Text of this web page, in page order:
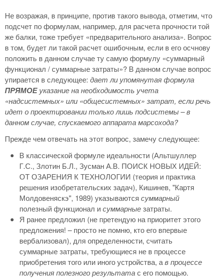
Не возражая, в принципе, против такого вывода, отметим, что
подсчет по формулам, например, для расчета прочности той
же балки, тоже требует «предварительного анализа». Вопрос
в том, будет ли такой расчет ошибочным, если в его осчнову
положить в данном случае ту самую формулу «суммарный
функционал / суммарные затраты»? В данном случае вопрос
упирается в следующее: дает ли упомянутая формула
ПРЯМОЕуказание на необходимость учета
«надсистемных» или «общесистемных» затрат, если речь
идет о проектировании только лишь подсистемы – в
данном случае, спускаемого аппарата марсохода?
Прежде чем отвечать на этот вопрос, замечу следующее:
В классической формуле идеальности (Альтшуллеp
Г.С., Злотин Б.Л., Зусман А.В. ПОИСК НОВЫХ ИДЕЙ:
ОТ ОЗАРЕНИЯ К ТЕХНОЛОГИИ (теория и практика
решения изобретательских задач), Кишинев, "Каpтя
Молдовеняскэ", 1989) указываются суммарный
полезный функционал исуммарныезатраты.
Я ранее предложил (не претендую на приоритет этого
предложения! – просто не помню, кто его впервые
вербализовал), для определенности, считать
суммарные затраты, требующиеся не в процессе
приобретения того или иного устройства, ав процессе
получения полезного результатас его помощью.